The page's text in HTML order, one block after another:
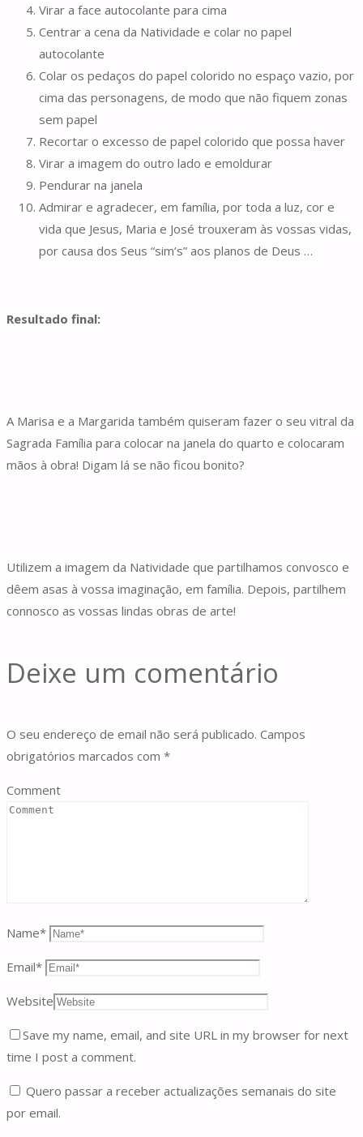
Virar a face autocolante para cima
Centrar a cena da Natividade e colar no papel
autocolante
Colar os pedaços do papel colorido no espaço vazio, por
cima das personagens, de modo que não fiquem zonas
sem papel
Recortar o excesso de papel colorido que possa haver
Virar a imagem do outro lado e emoldurar
Pendurar na janela
Admirar e agradecer, em família, por toda a luz, cor e
vida que Jesus, Maria e José trouxeram às vossas vidas,
por causa dos Seus “sim’s” aos planos de Deus …
Resultado final:
A Marisa e a Margarida também quiseram fazer o seu vitral da
Sagrada Família para colocar na janela do quarto e colocaram
mãos à obra! Digam lá se não ficou bonito?
Utilizem a imagem da Natividade que partilhamos convosco e
dêem asas à vossa imaginação, em família. Depois, partilhem
connosco as vossas lindas obras de arte!
Deixe um comentário
O seu endereço de email não será publicado. Campos
obrigatórios marcados com *
Comment
Name*
Email*
Website
Save my name, email, and site URL in my browser for next
time I post a comment.
Quero passar a receber actualizações semanais do site
por email.